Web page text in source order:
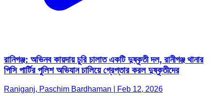
রানিগঞ্জ: অভিনব কায়দায় চুরি চালাত একটি দুষ্কৃতী দল, রানীগঞ্জ থানার
পিসি পার্টির পুলিশ অভিযান চালিয়ে গ্রেপ্তার করল দুষ্কৃতীদের
Raniganj, Paschim Bardhaman | Feb 12, 2026